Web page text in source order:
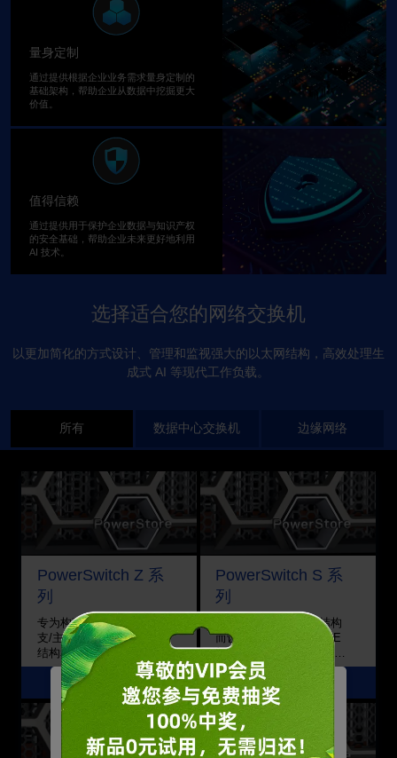
量身定制
通过提供根据企业业务需求量身定制的
基础架构，帮助企业从数据中挖掘更大
价值。
值得信赖
通过提供用于保护企业数据与知识产权
的安全基础，帮助企业未来更好地利用
AI 技术。
选择适合您的网络交换机
以更加简化的方式设计、管理和监视强大的以太网结构，高效处理生
成式 AI 等现代工作负载。
所有 数据中心交换机 边缘网络
PowerSwitch Z 系
列
专为构建优化数据中心分
支/主干结构而设计的 AI
结构和聚合交换机。
了解更多 >
PowerSwitch S 系
列
专为构建高容量网络结构
而设计的 10 到 400 GbE
架顶式或核心/聚合交换
机。
了解更多 >
管理您的Cookie
戴尔使用不同类型的 Cookie 来优化您的体验并启用